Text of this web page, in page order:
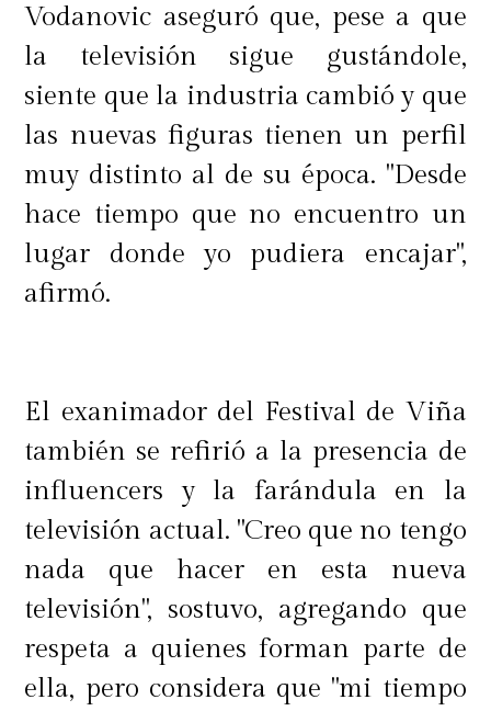
Vodanovic aseguró que, pese a que
la televisión sigue gustándole,
siente que la industria cambió y que
las nuevas figuras tienen un perfil
muy distinto al de su época. "Desde
hace tiempo que no encuentro un
lugar donde yo pudiera encajar",
afirmó.
El exanimador del Festival de Viña
también se refirió a la presencia de
influencers y la farándula en la
televisión actual. "Creo que no tengo
nada que hacer en esta nueva
televisión", sostuvo, agregando que
respeta a quienes forman parte de
ella, pero considera que "mi tiempo